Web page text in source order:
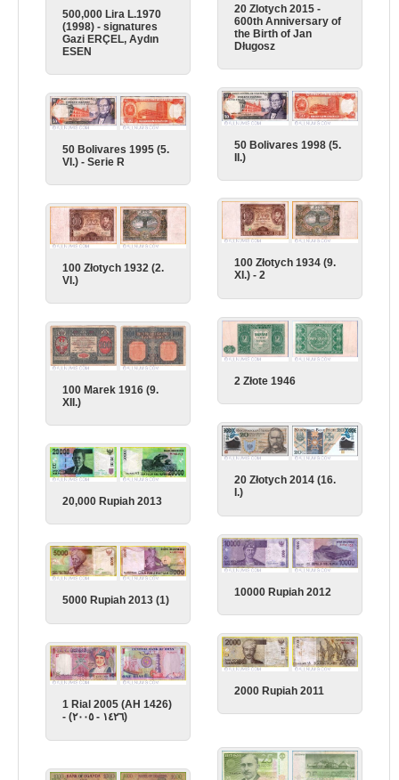
20 Zlotych 2015 -
600th Anniversary of
the Birth of Jan
Długosz
500,000 Lira L.1970
(1998) - signatures
Gazi ERÇEL, Aydın
ESEN
50 Bolivares 1998 (5.
II.)
50 Bolivares 1995 (5.
VI.) - Serie R
100 Złotych 1934 (9.
XI.) - 2
100 Złotych 1932 (2.
VI.)
2 Złote 1946
100 Marek 1916 (9.
XII.)
20 Złotych 2014 (16.
I.)
20,000 Rupiah 2013
10000 Rupiah 2012
5000 Rupiah 2013 (1)
2000 Rupiah 2011
1 Rial 2005 (AH 1426)
- (١٤٢٦ - ٢٠٠٥)